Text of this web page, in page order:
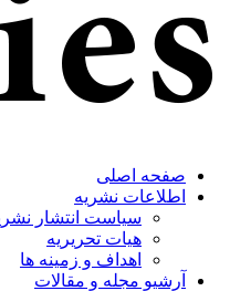
صفحه اصلی
اطلاعات نشریه
سیاست انتشار
هیات تحریریه
اهداف و زمینه ها
آرشیو مجله و مقالات